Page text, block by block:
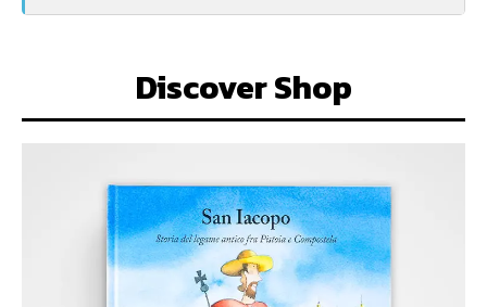
Discover Shop